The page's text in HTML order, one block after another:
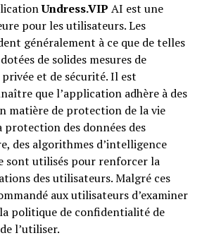
Undress.VIP AI est une
pour les utilisateurs. Les
généralement à ce que de telles
de solides mesures de
et de sécurité. Il est
que l’application adhère à des
matière de protection de la vie
des données des
des algorithmes d’intelligence
sont utilisés pour renforcer la
des utilisateurs. Malgré ces
aux utilisateurs d’examiner
politique de confidentialité de
l’utiliser.